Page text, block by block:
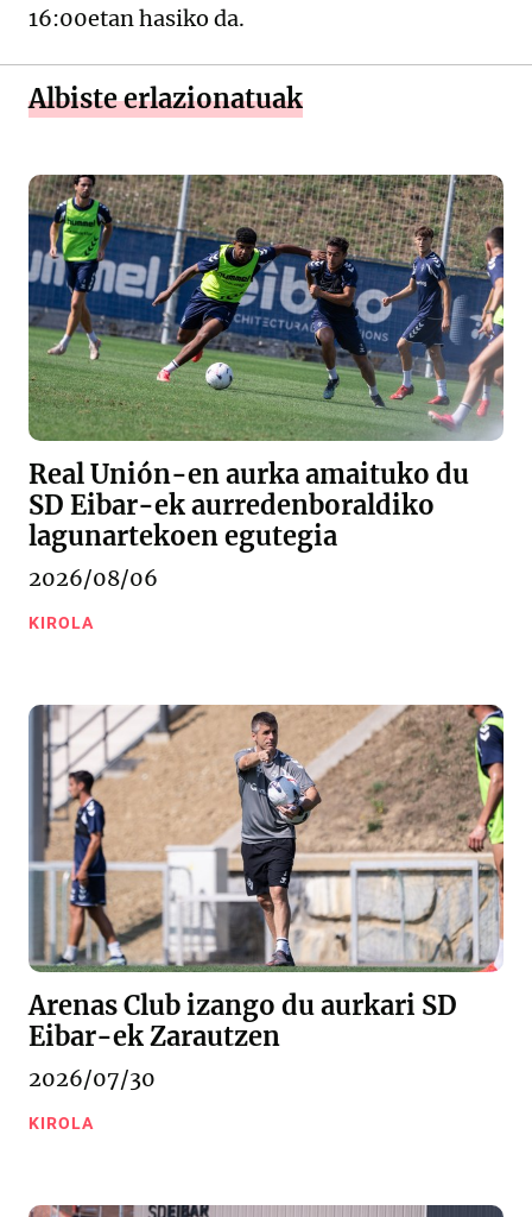
16:00etan hasiko da.
Albiste erlazionatuak
Real Unión-en aurka amaituko du
SD Eibar-ek aurredenboraldiko
lagunartekoen egutegia
2026/08/06
KIROLA
Arenas Club izango du aurkari SD
Eibar-ek Zarautzen
2026/07/30
KIROLA